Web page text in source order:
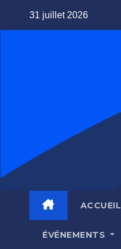
31 juillet 2026
ACCUEIL
ÉVÉNEMENTS